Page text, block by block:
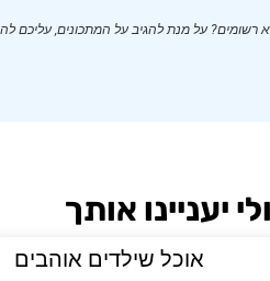
רשומים? על מנת להגיב על המתכונים, עליכם
יעניינו אותך
אוכל שילדים אוהבים